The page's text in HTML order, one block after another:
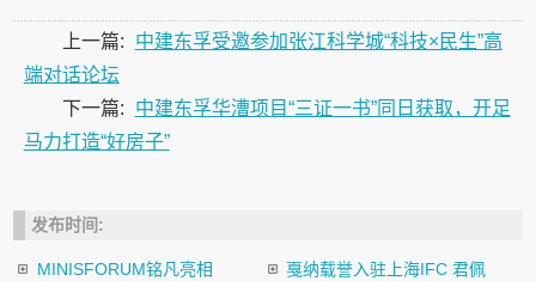
上一篇:
中建东孚受邀参加张江科学城“科技×民生”高
端对话论坛
下一篇:
中建东孚华漕项目“三证一书”同日获取，开足
马力打造“好房子”
发布时间:
MINISFORUM铭凡亮相
戛纳载誉入驻上海IFC 君佩